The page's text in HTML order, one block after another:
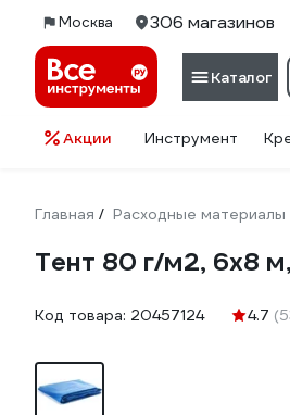
Москва 306 магазинов
Каталог
Акции Инструмент
Главная / Расходные материалы
Тент 80 г/м2, 6x8
Код товара: 20457124 4.7